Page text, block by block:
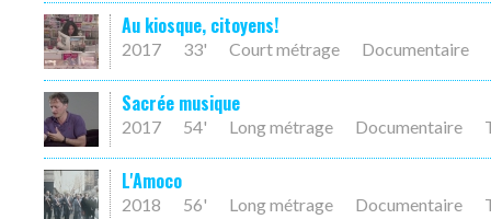
Au kiosque, citoyens!
2017 33' Court métrage Documentaire
Sacrée musique
2017 54' Long métrage Documentaire
L'Amoco
2018 56' Long métrage Documentaire